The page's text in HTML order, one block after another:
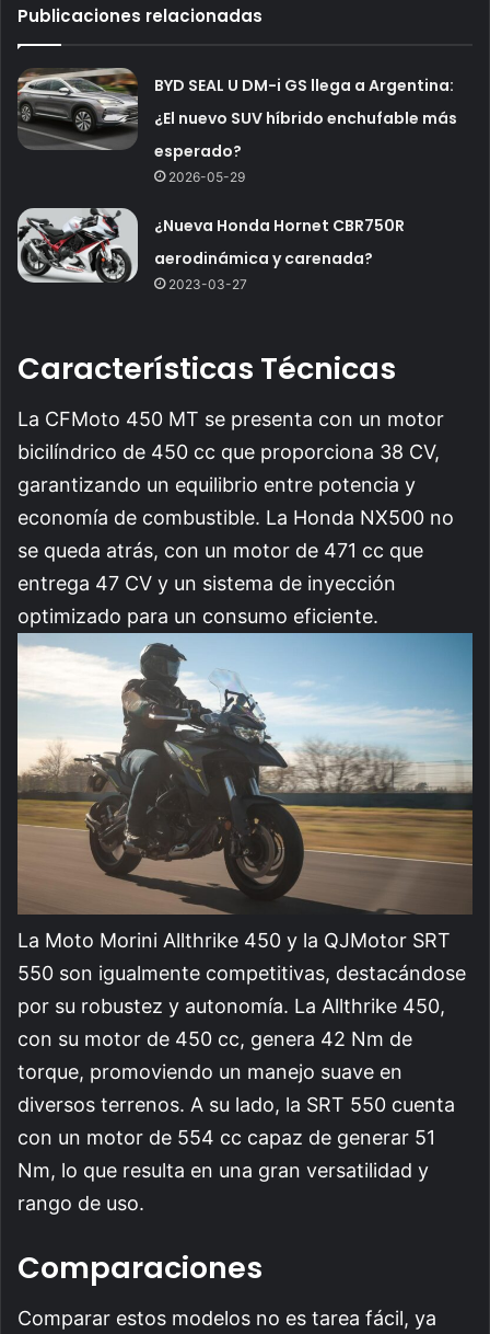
Publicaciones relacionadas
BYD SEAL U DM-i GS llega a Argentina:
¿El nuevo SUV híbrido enchufable más
esperado?
2026-05-29
¿Nueva Honda Hornet CBR750R
aerodinámica y carenada?
2023-03-27
Características Técnicas
La CFMoto 450 MT se presenta con un motor
bicilíndrico de 450 cc que proporciona 38 CV,
garantizando un equilibrio entre potencia y
economía de combustible. La Honda NX500 no
se queda atrás, con un motor de 471 cc que
entrega 47 CV y un sistema de inyección
optimizado para un consumo eficiente.
La Moto Morini Allthrike 450 y la QJMotor SRT
550 son igualmente competitivas, destacándose
por su robustez y autonomía. La Allthrike 450,
con su motor de 450 cc, genera 42 Nm de
torque, promoviendo un manejo suave en
diversos terrenos. A su lado, la SRT 550 cuenta
con un motor de 554 cc capaz de generar 51
Nm, lo que resulta en una gran versatilidad y
rango de uso.
Comparaciones
Comparar estos modelos no es tarea fácil, ya